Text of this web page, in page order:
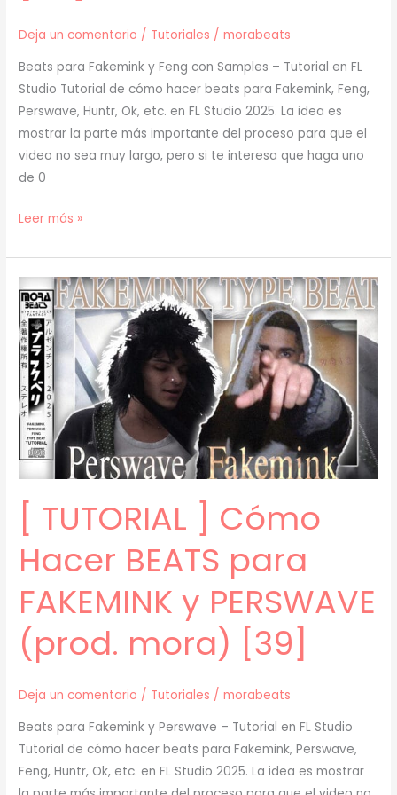
Deja un comentario / Tutoriales /morabeats
Beats para Fakemink y Feng con Samples – Tutorial en FL
Studio Tutorial de cómo hacer beats para Fakemink, Feng,
Perswave, Huntr, Ok, etc. en FL Studio 2025. La idea es
mostrar la parte más importante del proceso para que el
video no sea muy largo, pero si te interesa que haga uno
de 0
[
]
Cómo
Hacer
BEATS
para
FAKEMINK
y
FENG
con
SAMPLES
(prod.
mora)
Leer más »
[ TUTORIAL ] Cómo
Hacer BEATS para
FAKEMINK y PERSWAVE
(prod. mora) [39]
Deja un comentario / Tutoriales /morabeats
Beats para Fakemink y Perswave – Tutorial en FL Studio
Tutorial de cómo hacer beats para Fakemink, Perswave,
Feng, Huntr, Ok, etc. en FL Studio 2025. La idea es mostrar